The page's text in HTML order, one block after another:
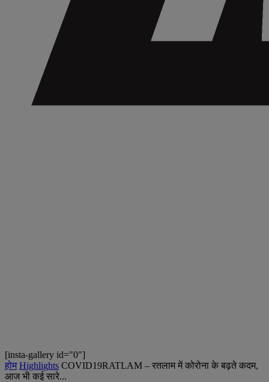
[insta-gallery id="0"]
होम Highlights COVID19RATLAM – रतलाम में कोरोना के बढ़ते कदम,
आज भी कई सारे...